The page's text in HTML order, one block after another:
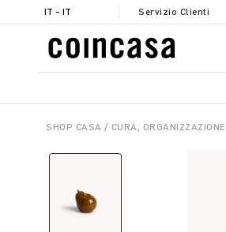
IT - IT Servizio Clienti
SHOP CASA CURA,